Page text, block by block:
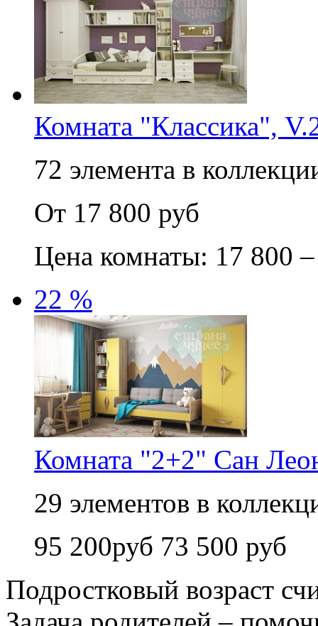
Комната "Классика",
72 элемента в
От 17 800 руб
Цена комнаты: 17 800
22 %
Комната "2+2" Сан
29 элементов в
95 200руб 73 500 руб
Подростковый возраст